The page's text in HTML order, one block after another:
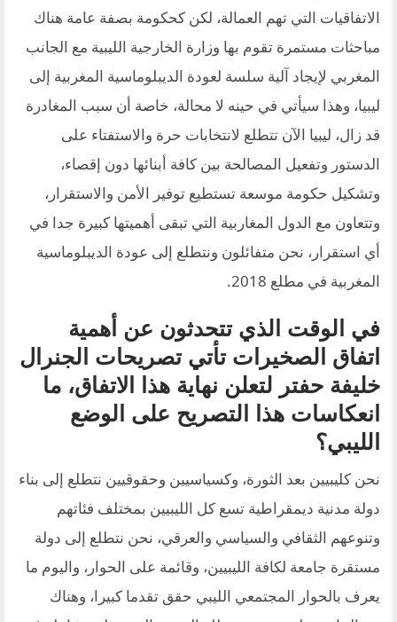
الاتفاقيات التي تهم العمالة، لكن كحكومة بصفة عامة هناك
مباحثات مستمرة تقوم بها وزارة الخارجية الليبية مع الجانب
المغربي لإيجاد آلية سلسة لعودة الديبلوماسية المغربية إلى
ليبيا، وهذا سيأتي في حينه لا محالة، خاصة أن سبب المغادرة
قد زال، ليبيا الآن تتطلع لانتخابات حرة والاستفتاء على
الدستور وتفعيل المصالحة بين كافة أبنائها دون إقصاء،
وتشكيل حكومة موسعة تستطيع توفير الأمن والاستقرار،
وتتعاون مع الدول المغاربية التي تبقى أهميتها كبيرة جدا في
أي استقرار، نحن متفائلون ونتطلع إلى عودة الديبلوماسية
المغربية في مطلع 2018.
في الوقت الذي تتحدثون عن أهمية
اتفاق الصخيرات تأتي تصريحات الجنرال
خليفة حفتر لتعلن نهاية هذا الاتفاق، ما
انعكاسات هذا التصريح على الوضع
الليبي؟
نحن كليبيين بعد الثورة، وكسياسيين وحقوقيين نتطلع إلى بناء
دولة مدنية ديمقراطية تسع كل الليبيين بمختلف فئاتهم
وتنوعهم الثقافي والسياسي والعرقي، نحن نتطلع إلى دولة
مستقرة جامعة لكافة الليبيين، وقائمة على الحوار، واليوم ما
يعرف بالحوار المجتمعي الليبي حقق تقدما كبيرا، وهناك